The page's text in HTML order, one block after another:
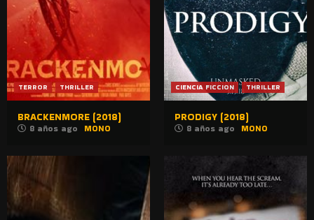
TERROR THRILLER
BRACKENMORE (2018)
8 años ago MONO
CIENCIA FICCION THRILLER
PRODIGY (2018)
8 años ago MONO